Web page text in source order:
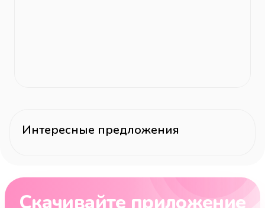
Интересные предложения
Скачивайте приложение